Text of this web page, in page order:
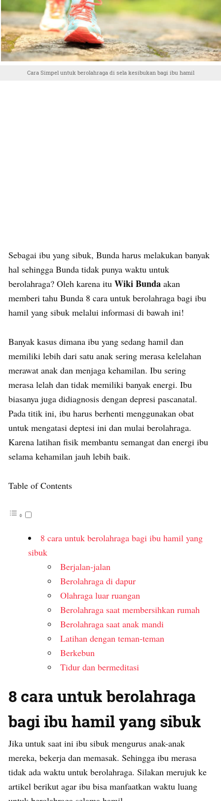
Cara Simpel untuk berolahraga di sela kesibukan bagi ibu hamil
Sebagai ibu yang sibuk, Bunda harus melakukan banyak
hal sehingga Bunda tidak punya waktu untuk
berolahraga? Oleh karena itu Wiki Bunda akan
memberi tahu Bunda 8 cara untuk berolahraga bagi ibu
hamil yang sibuk melalui informasi di bawah ini!
Banyak kasus dimana ibu yang sedang hamil dan
memiliki lebih dari satu anak sering merasa kelelahan
merawat anak dan menjaga kehamilan. Ibu sering
merasa lelah dan tidak memiliki banyak energi. Ibu
biasanya juga didiagnosis dengan depresi pascanatal.
Pada titik ini, ibu harus berhenti menggunakan obat
untuk mengatasi deptesi ini dan mulai berolahraga.
Karena latihan fisik membantu semangat dan energi ibu
selama kehamilan jauh lebih baik.
Table of Contents
8 cara untuk berolahraga bagi ibu hamil yang
sibuk
Berjalan-jalan
Berolahraga di dapur
Olahraga luar ruangan
Berolahraga saat membersihkan rumah
Berolahraga saat anak mandi
Latihan dengan teman-teman
Berkebun
Tidur dan bermeditasi
8 cara untuk berolahraga
bagi ibu hamil yang sibuk
Jika untuk saat ini ibu sibuk mengurus anak-anak
mereka, bekerja dan memasak. Sehingga ibu merasa
tidak ada waktu untuk berolahraga. Silakan merujuk ke
artikel berikut agar ibu bisa manfaatkan waktu luang